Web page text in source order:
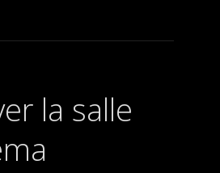
la salle